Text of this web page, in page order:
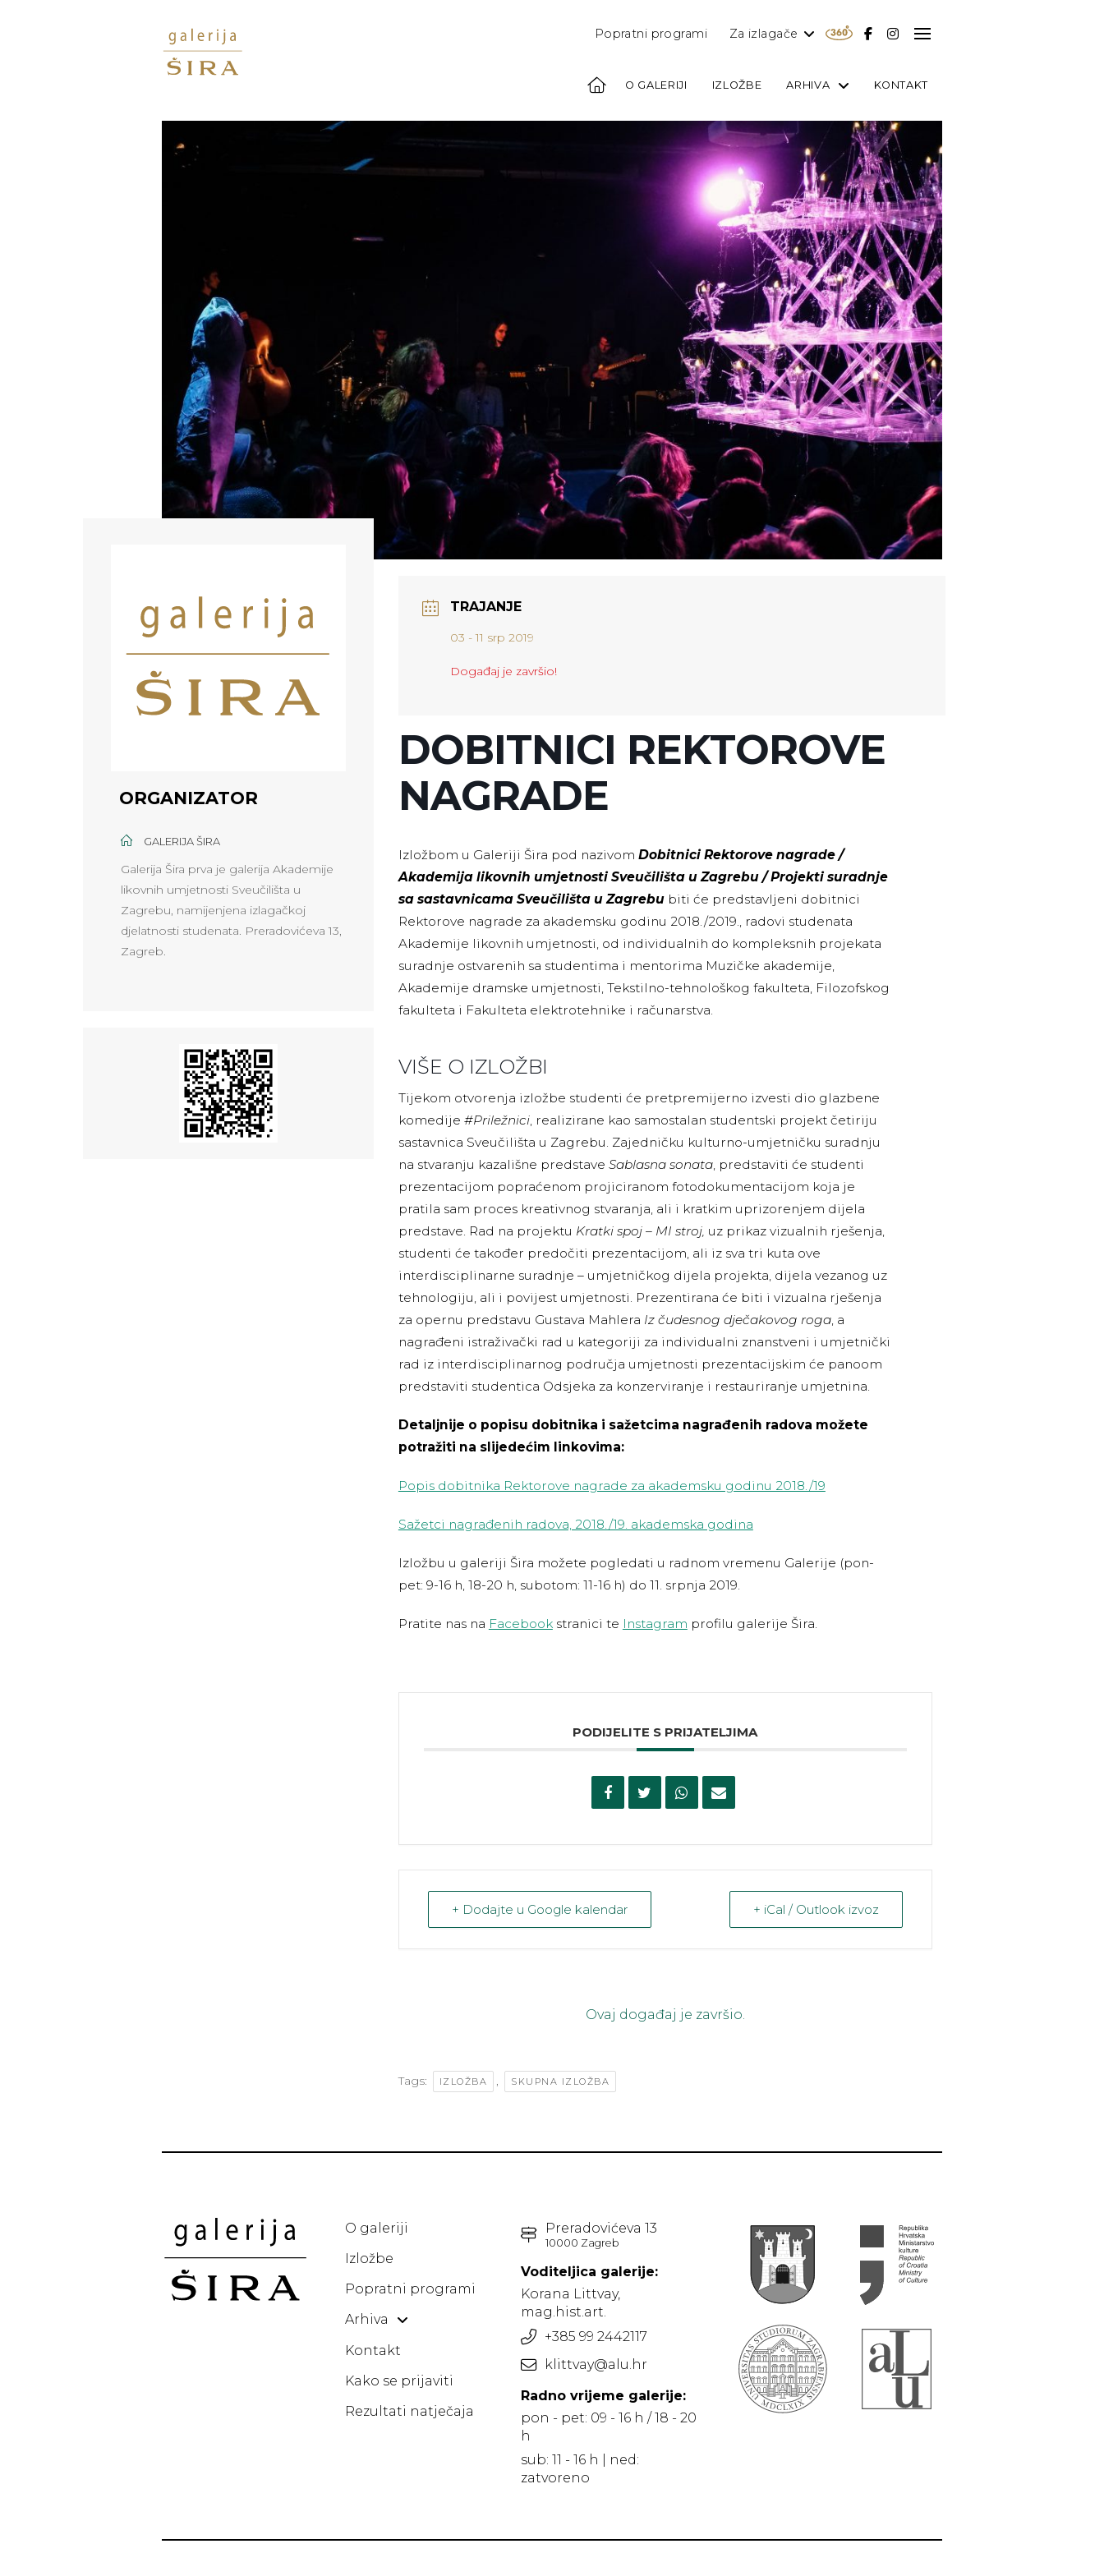
Popratni programi Za izlagače
O GALERIJI IZLOŽBE ARHIVA KONTAKT
ORGANIZATOR
GALERIJA ŠIRA
Galerija Šira prva je galerija Akademije
likovnih umjetnosti Sveučilišta u
Zagrebu, namijenjena izlagačkoj
djelatnosti studenata. Preradovićeva 13,
Zagreb.
TRAJANJE
03 - 11 srp 2019
Događaj je završio!
DOBITNICI REKTOROVE
NAGRADE
Izložbom u Galeriji Šira pod nazivom Dobitnici Rektorove nagrade /
Akademija likovnih umjetnosti Sveučilišta u Zagrebu / Projekti suradnje
sa sastavnicama Sveučilišta u Zagrebu biti će predstavljeni dobitnici
Rektorove nagrade za akademsku godinu 2018./2019., radovi studenata
Akademije likovnih umjetnosti, od individualnih do kompleksnih projekata
suradnje ostvarenih sa studentima i mentorima Muzičke akademije,
Akademije dramske umjetnosti, Tekstilno-tehnološkog fakulteta, Filozofskog
fakulteta i Fakulteta elektrotehnike i računarstva.
VIŠE O IZLOŽBI
Tijekom otvorenja izložbe studenti će pretpremijerno izvesti dio glazbene
komedije #Priležnici, realizirane kao samostalan studentski projekt četiriju
sastavnica Sveučilišta u Zagrebu. Zajedničku kulturno-umjetničku suradnju
na stvaranju kazališne predstave Sablasna sonata, predstaviti će studenti
prezentacijom popraćenom projiciranom fotodokumentacijom koja je
pratila sam proces kreativnog stvaranja, ali i kratkim uprizorenjem dijela
predstave. Rad na projektu Kratki spoj – MI stroj, uz prikaz vizualnih rješenja,
studenti će također predočiti prezentacijom, ali iz sva tri kuta ove
interdisciplinarne suradnje – umjetničkog dijela projekta, dijela vezanog uz
tehnologiju, ali i povijest umjetnosti. Prezentirana će biti i vizualna rješenja
za opernu predstavu Gustava Mahlera Iz čudesnog dječakovog roga, a
nagrađeni istraživački rad u kategoriji za individualni znanstveni i umjetnički
rad iz interdisciplinarnog područja umjetnosti prezentacijskim će panoom
predstaviti studentica Odsjeka za konzerviranje i restauriranje umjetnina.
Detaljnije o popisu dobitnika i sažetcima nagrađenih radova možete
potražiti na slijedećim linkovima:
Popis dobitnika Rektorove nagrade za akademsku godinu 2018./19
Sažetci nagrađenih radova, 2018./19. akademska godina
Izložbu u galeriji Šira možete pogledati u radnom vremenu Galerije (pon-
pet: 9-16 h, 18-20 h, subotom: 11-16 h) do 11. srpnja 2019.
Pratite nas na Facebookstranici te Instagram profilu galerije Šira.
PODIJELITE S PRIJATELJIMA
+ Dodajte u Google kalendar + iCal / Outlook izvoz
Ovaj događaj je završio.
Tags: IZLOŽBA , SKUPNA IZLOŽBA
O galeriji
Izložbe
Popratni programi
Arhiva
Kontakt
Kako se prijaviti
Rezultati natječaja
Preradovićeva 13
10000 Zagreb
Voditeljica galerije:
Korana Littvay,
mag.hist.art.
+385 99 2442117
klittvay@alu.hr
Radno vrijeme galerije:
pon - pet: 09 - 16 h / 18 - 20
h
sub: 11 - 16 h | ned:
zatvoreno